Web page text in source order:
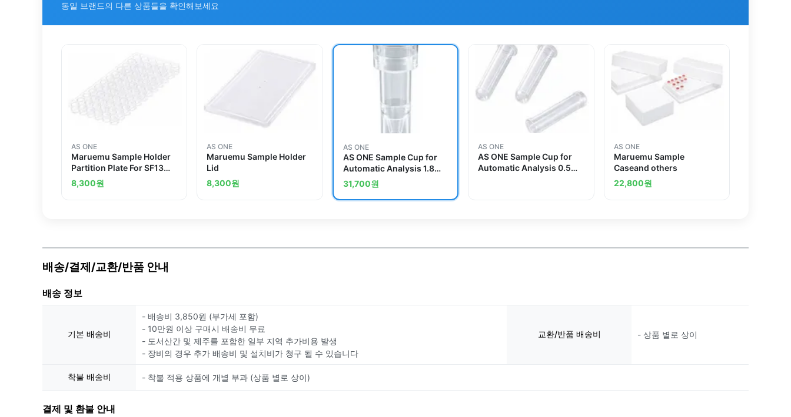
동일 브랜드의 다른 상품들을 확인해보세요
AS ONE
Maruemu Sample Holder
Partition Plate For SF13
Typeand others
8,300원
AS ONE
Maruemu Sample Holder
Lid
8,300원
AS ONE
AS ONE Sample Cup for
Automatic Analysis 1.8mL
500 Pcsand others
31,700원
AS ONE
AS ONE Sample Cup for
Automatic Analysis 0.5mL
AS ONE
Maruemu Sample
Caseand others
22,800원
배송/결제/교환/반품 안내
배송 정보
기본 배송비
- 배송비 3,850원 (부가세 포함)
- 10만원 이상 구매시 배송비 무료
- 도서산간 및 제주를 포함한 일부 지역 추가비용 발생
- 장비의 경우 추가 배송비 및 설치비가 청구 될 수 있습니다
교환/반품 배송비 - 상품 별로 상이
착불 배송비 - 착불 적용 상품에 개별 부과 (상품 별로 상이)
결제 및 환불 안내